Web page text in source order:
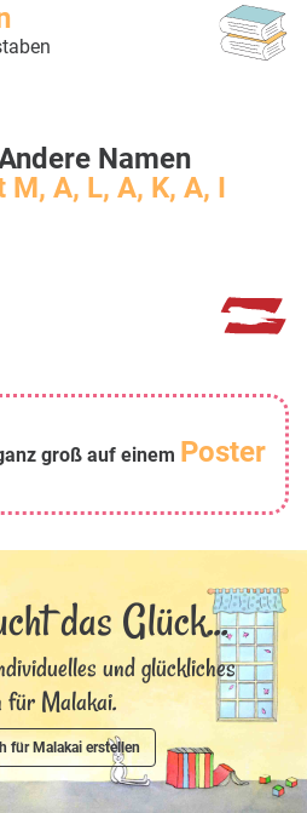
Namen
M, A, L, A, K, A, I
groß auf einem Poster
das Glück...
und glückliches
für Malakai.
für Malakai erstellen